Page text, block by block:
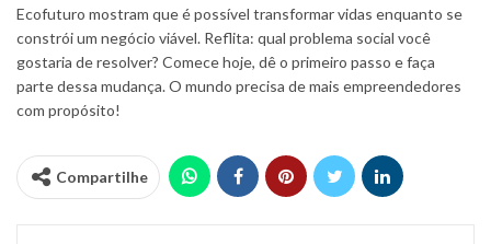
Ecofuturo mostram que é possível transformar vidas enquanto se
constrói um negócio viável. Reflita: qual problema social você
gostaria de resolver? Comece hoje, dê o primeiro passo e faça
parte dessa mudança. O mundo precisa de mais empreendedores
com propósito!
Compartilhe